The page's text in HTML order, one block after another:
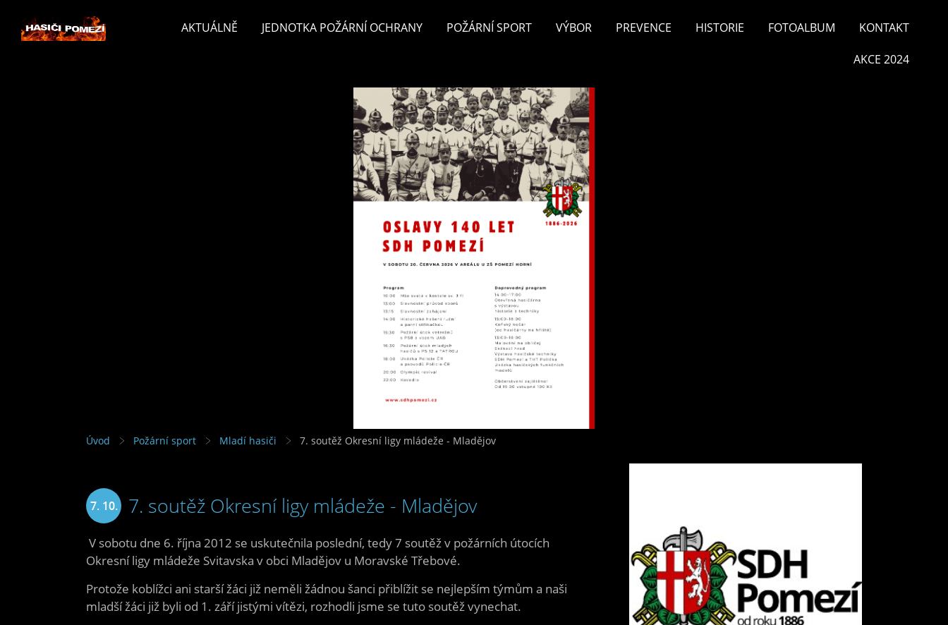
AKTUÁLNĚ JEDNOTKA POŽÁRNÍ OCHRANY POŽÁRNÍ SPORT VÝBOR PREVENCE HISTORIE FOTOALBUM KONTAKT
AKCE 2024
Úvod Požární sport Mladí hasiči 7. soutěž Okresní ligy mládeže - Mladějov
7. 10.
2012
7. soutěž Okresní ligy mládeže - Mladějov
V sobotu dne 6. října 2012 se uskutečnila poslední, tedy 7 soutěž v požárních útocích
Okresní ligy mládeže Svitavska v obci Mladějov u Moravské Třebové.
Protože koblížci ani starší žáci již neměli žádnou šanci přiblížit se nejlepším týmům a naši
mladší žáci již byli od 1. září jistými vítězi, rozhodli jsme se tuto soutěž vynechat.